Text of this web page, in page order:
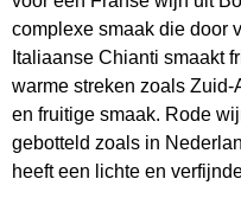
complexe smaak die door
Italiaanse Chianti smaakt
warme streken zoals
en fruitige smaak. Rode
gebotteld zoals in
heeft een lichte en